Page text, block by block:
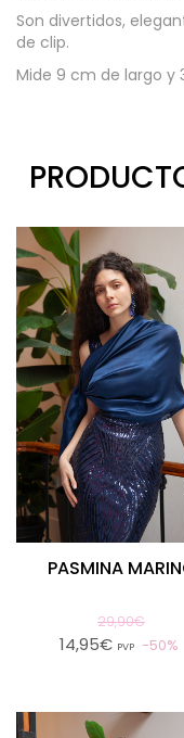
Son divertidos,
de clip.
Mide 9 cm de largo y
PASMINA
29,90€
14,95€ PVP 50%